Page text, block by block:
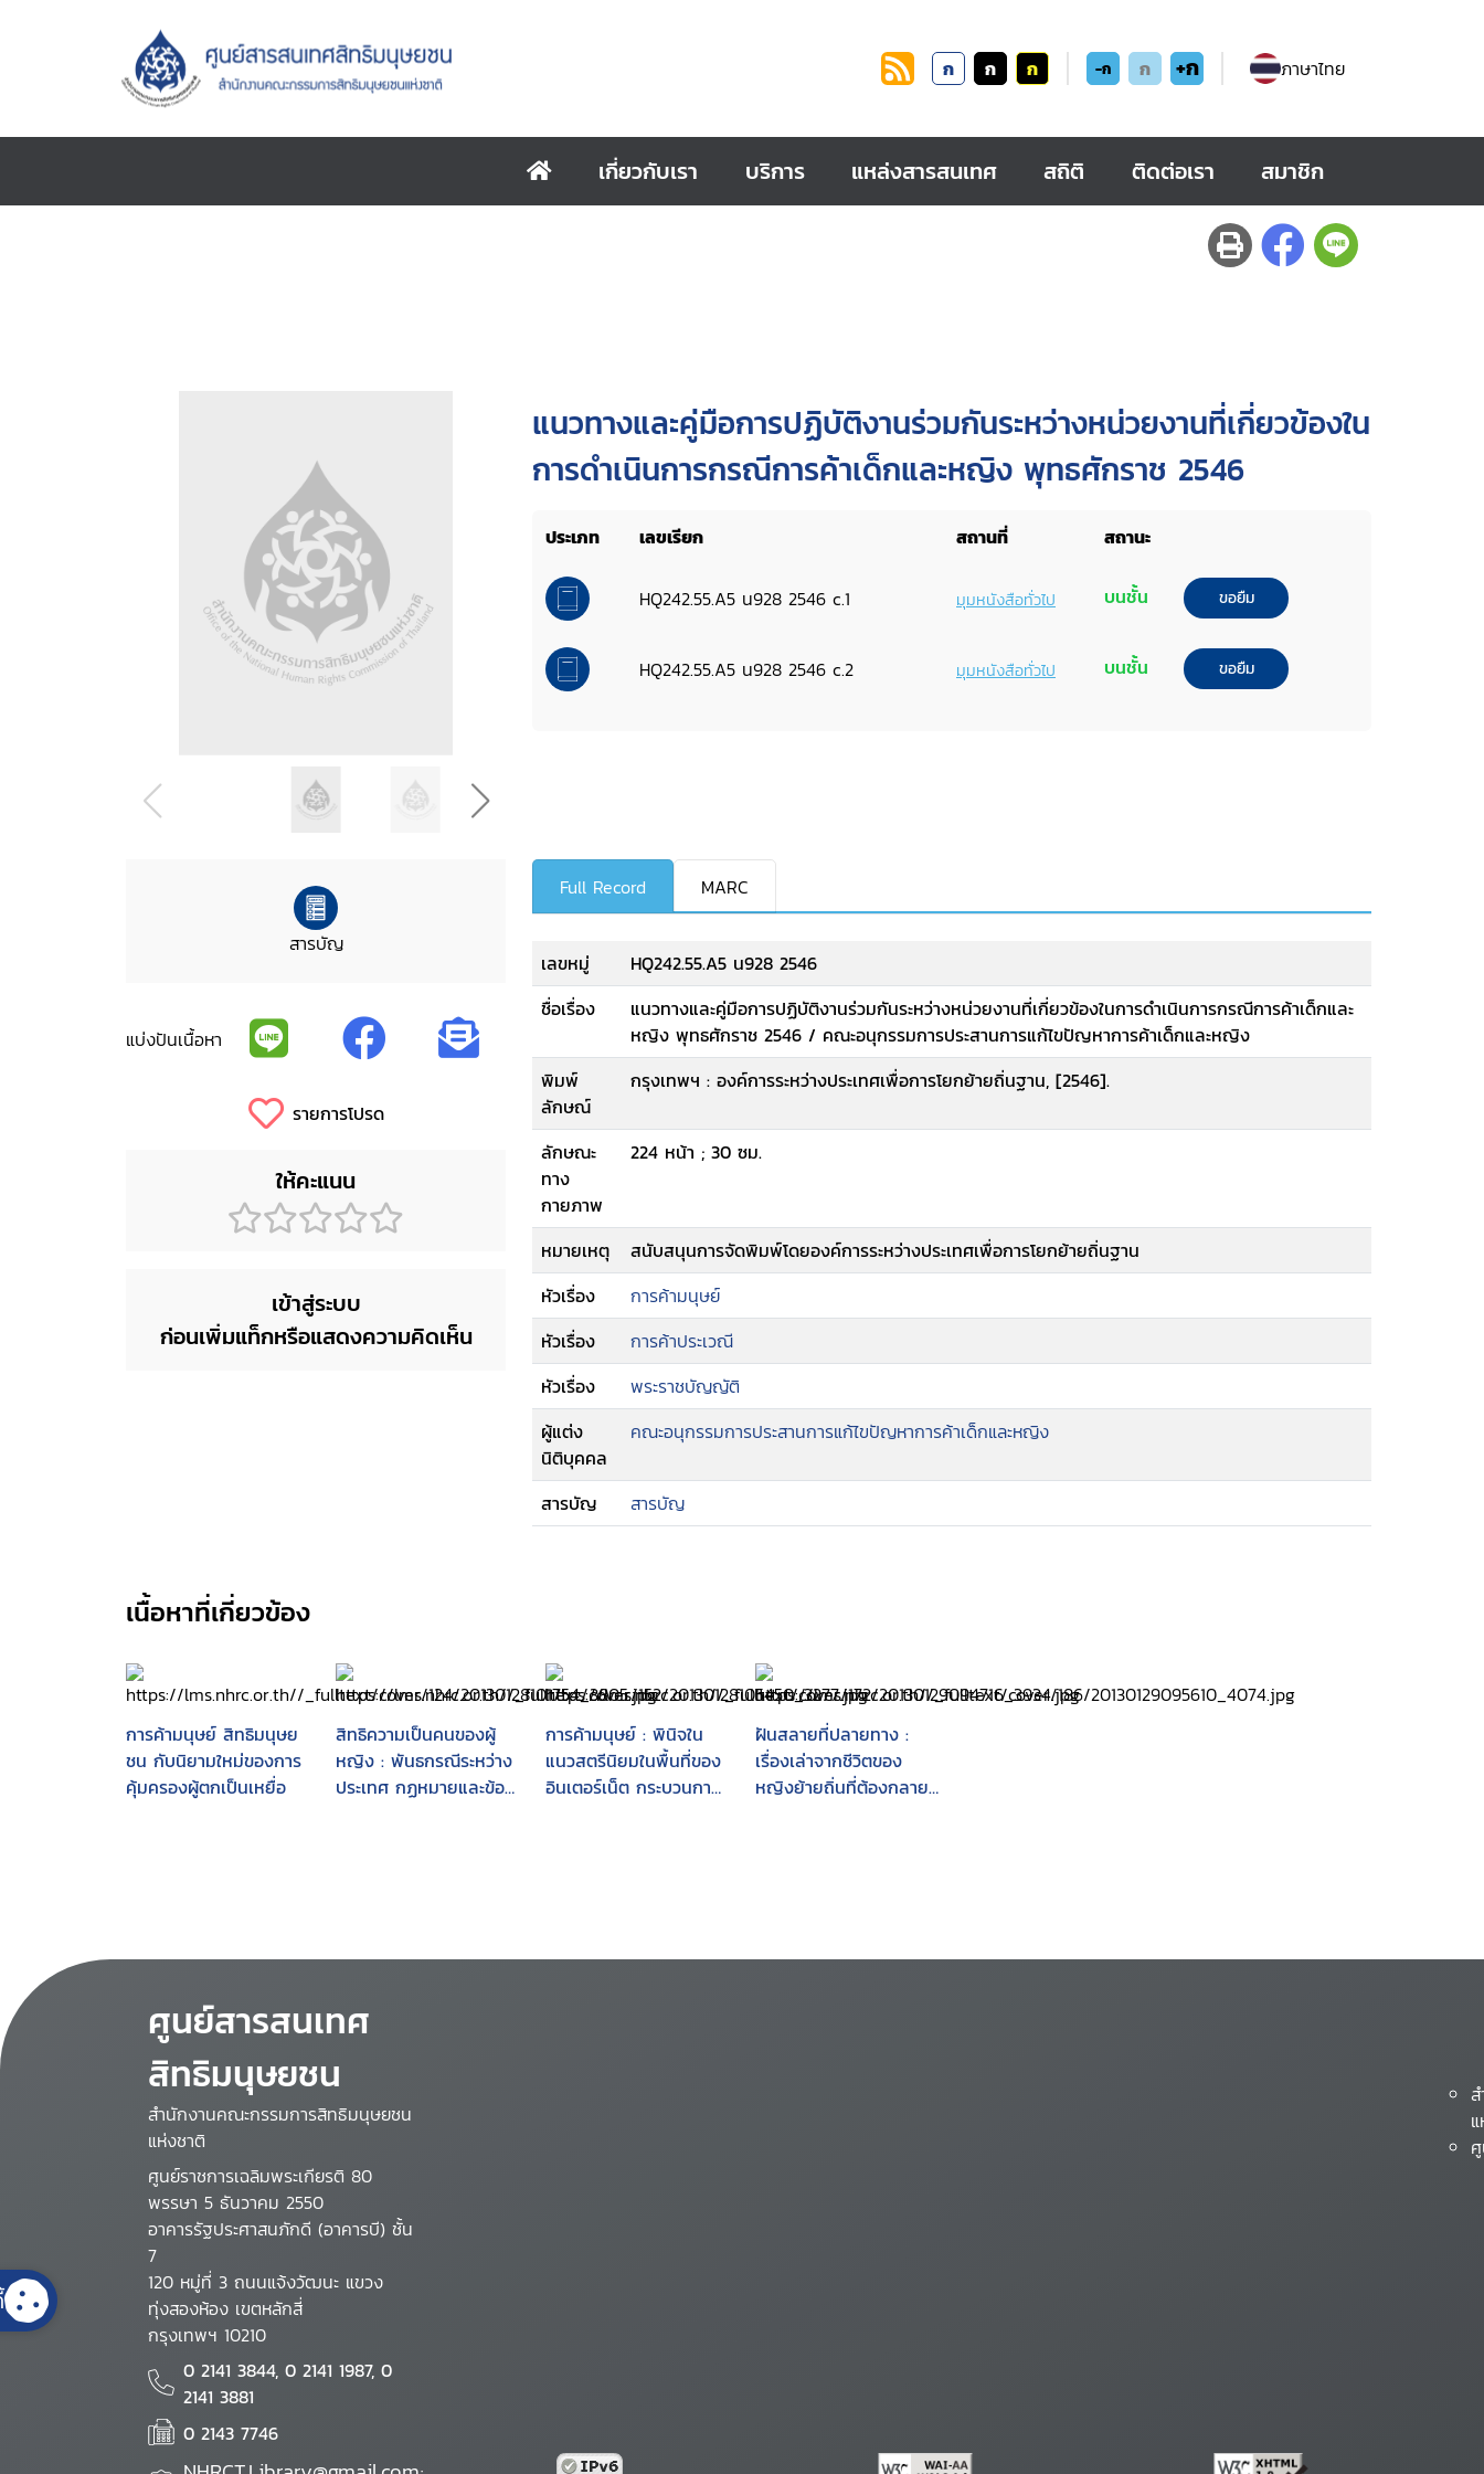
ก ก ก -ก ก +ก ภาษาไทย
เกี่ยวกับเรา บริการ แหล่งสารสนเทศ สถิติ ติดต่อเรา สมาชิก
แนวทางและคู่มือการปฏิบัติงานร่วมกันระหว่างหน่วยงานที่เกี่ยวข้องใน
การดำเนินการกรณีการค้าเด็กและหญิง พุทธศักราช 2546
ประเภท เลขเรียก สถานที่ สถานะ
HQ242.55.A5 น928 2546 c.1 มุมหนังสือทั่วไป บนชั้น ขอยืม
HQ242.55.A5 น928 2546 c.2 มุมหนังสือทั่วไป บนชั้น ขอยืม
สารบัญ
แบ่งปันเนื้อหา
รายการโปรด
ให้คะแนน
เข้าสู่ระบบ
ก่อนเพิ่มแท็กหรือแสดงความคิดเห็น
Full Record MARC
เลขหมู่
HQ242.55.A5 น928 2546
ชื่อเรื่อง
แนวทางและคู่มือการปฏิบัติงานร่วมกันระหว่างหน่วยงานที่เกี่ยวข้องในการดำเนินการกรณีการค้าเด็กและ
หญิง พุทธศักราช 2546 / คณะอนุกรรมการประสานการแก้ไขปัญหาการค้าเด็กและหญิง
พิมพ์
ลักษณ์
กรุงเทพฯ : องค์การระหว่างประเทศเพื่อการโยกย้ายถิ่นฐาน, [2546].
ลักษณะ
ทาง
กายภาพ
224 หน้า ; 30 ซม.
หมายเหตุ
สนับสนุนการจัดพิมพ์โดยองค์การระหว่างประเทศเพื่อการโยกย้ายถิ่นฐาน
หัวเรื่อง
การค้ามนุษย์
หัวเรื่อง
การค้าประเวณี
หัวเรื่อง
พระราชบัญญัติ
ผู้แต่ง
นิติบุคคล
คณะอนุกรรมการประสานการแก้ไขปัญหาการค้าเด็กและหญิง
สารบัญ สารบัญ
เนื้อหาที่เกี่ยวข้อง
การค้ามนุษย์ สิทธิมนุษย
ชน กับนิยามใหม่ของการ
คุ้มครองผู้ตกเป็นเหยื่อ
สิทธิความเป็นคนของผู้
หญิง : พันธกรณีระหว่าง
ประเทศ กฏหมายและข้อ
การค้ามนุษย์ : พินิจใน
แนวสตรีนิยมในพื้นที่ของ
อินเตอร์เน็ต กระบวนการ
ฝันสลายที่ปลายทาง :
เรื่องเล่าจากชีวิตของ
หญิงย้ายถิ่นที่ต้องกลาย
ศูนย์สารสนเทศ
สิทธิมนุษยชน
สำนักงานคณะกรรมการสิทธิมนุษยชน
แห่งชาติ
ศูนย์ราชการเฉลิมพระเกียรติ 80
พรรษา 5 ธันวาคม 2550
อาคารรัฐประศาสนภักดี (อาคารบี) ชั้น
7
120 หมู่ที่ 3 ถนนแจ้งวัฒนะ แขวง
ทุ่งสองห้อง เขตหลักสี่
กรุงเทพฯ 10210
0 2141 3844, 0 2141 1987, 0
2141 3881
0 2143 7746